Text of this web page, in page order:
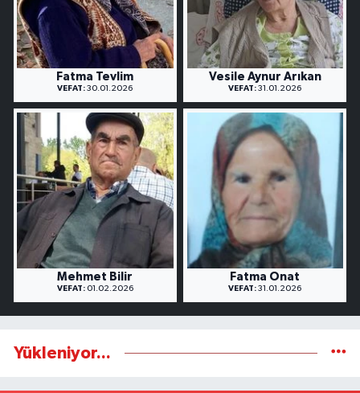
Fatma Tevlim
VEFAT: 30.01.2026
Vesile Aynur Arıkan
VEFAT: 31.01.2026
Mehmet Bilir
VEFAT:01.02.2026
Fatma Onat
VEFAT: 31.01.2026
Yükleniyor...